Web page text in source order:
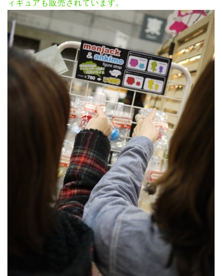
ィギュアも販売されています。